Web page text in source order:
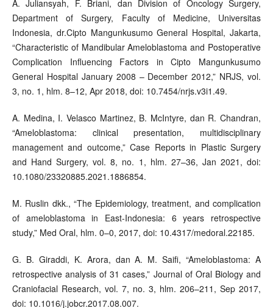
A. Juliansyah, F. Briani, dan Division of Oncology Surgery,
Department of Surgery, Faculty of Medicine, Universitas
Indonesia, dr.Cipto Mangunkusumo General Hospital, Jakarta,
“Characteristic of Mandibular Ameloblastoma and Postoperative
Complication Influencing Factors in Cipto Mangunkusumo
General Hospital January 2008 – December 2012,” NRJS, vol.
3, no. 1, hlm. 8–12, Apr 2018, doi: 10.7454/nrjs.v3i1.49.
A. Medina, I. Velasco Martinez, B. McIntyre, dan R. Chandran,
“Ameloblastoma: clinical presentation, multidisciplinary
management and outcome,” Case Reports in Plastic Surgery
and Hand Surgery, vol. 8, no. 1, hlm. 27–36, Jan 2021, doi:
10.1080/23320885.2021.1886854.
M. Ruslin dkk., “The Epidemiology, treatment, and complication
of ameloblastoma in East-Indonesia: 6 years retrospective
study,” Med Oral, hlm. 0–0, 2017, doi: 10.4317/medoral.22185.
G. B. Giraddi, K. Arora, dan A. M. Saifi, “Ameloblastoma: A
retrospective analysis of 31 cases,” Journal of Oral Biology and
Craniofacial Research, vol. 7, no. 3, hlm. 206–211, Sep 2017,
doi: 10.1016/j.jobcr.2017.08.007.